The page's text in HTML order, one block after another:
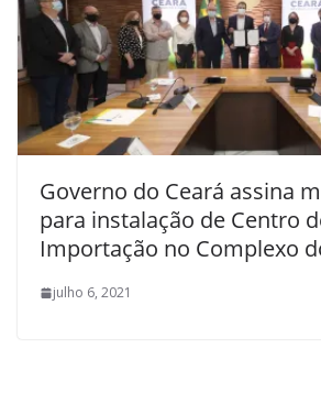
Governo do Ceará assina
para instalação de Centro
Importação no Complexo
julho 6, 2021